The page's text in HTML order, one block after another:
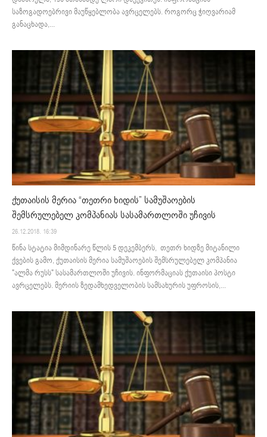
საზოგადოებრივი მაუწყებლობა ავრცელებს. როგორც ჭიღვარიამ
განაცხადა,...
ქუთაისის მერია “თეთრი ხიდის” სამუშაოების
შემსრულებელ კომპანიას სასამართლოში უჩივის
26.12.2018. 16:39
წინა სტატია მიმდინარე წლის 5 დეკემბერს, თეთრ ხიდზე მიტანილი
ქვების გამო, ქუთაისის მერია სამუშაოების შემსრულებელ კომპანია
"ალმა რუსს" სასამართლოში უჩივის. ინფორმაციას ქუთაისი პოსტი
ავრცელებს. მერიის ზედამხედველობის სამსახურის უფროსის,...